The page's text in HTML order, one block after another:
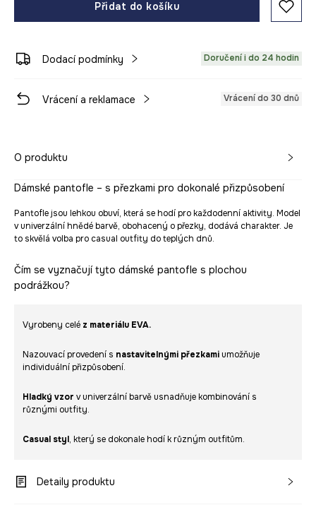
Přidat do košíku
Dodací podmínky Doručení i do 24 hodin
Vrácení a reklamace Vrácení do 30 dnů
O produktu
Dámské pantofle – s přezkami pro dokonalé přizpůsobení
Pantofle jsou lehkou obuví, která se hodí pro každodenní aktivity. Model
v univerzální hnědé barvě, obohacený o přezky, dodává charakter. Je
to skvělá volba pro casual outfity do teplých dnů.
Čím se vyznačují tyto dámské pantofle s plochou
podrážkou?
Vyrobeny celé z materiálu EVA.
Nazouvací provedení s nastavitelnými přezkami umožňuje
individuální přizpůsobení.
Hladký vzor v univerzální barvě usnadňuje kombinování s
různými outfity.
Casual styl, který se dokonale hodí k různým outfitům.
Detaily produktu